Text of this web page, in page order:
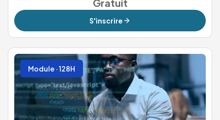
Gratuit
S'inscrire
Module · 128H